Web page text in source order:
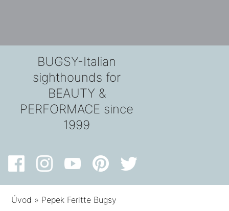
BUGSY-Italian
sighthounds for
BEAUTY &
PERFORMACE since
1999
Úvod » Pepek Feritte Bugsy